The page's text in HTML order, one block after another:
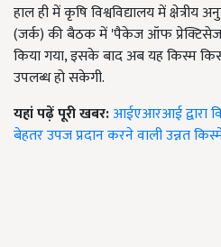
हाल ही में कृषि विश्वविद्यालय में क्षेत्रीय
(जर्क) की बैठक में'पैकेज ऑफ प्रेक्टिसेज
किया गया,इसके बाद अब यह किस्म
उपलब्ध हो सकेगी.
यहां पढ़ें पूरी खबर:आईएआरआई द्वारा
बेहतर उपज प्रदान करने वाली उन्नत